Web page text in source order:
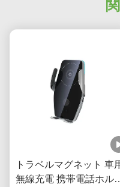
トラベルマグネット 車
無線充電 携帯電話ホル